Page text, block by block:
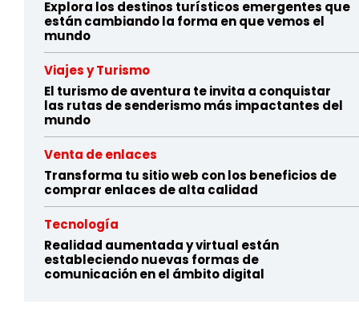
Explora los destinos turísticos emergentes que
están cambiando la forma en que vemos el
mundo
Viajes y Turismo
El turismo de aventura te invita a conquistar
las rutas de senderismo más impactantes del
mundo
Venta de enlaces
Transforma tu sitio web con los beneficios de
comprar enlaces de alta calidad
Tecnología
Realidad aumentada y virtual están
estableciendo nuevas formas de
comunicación en el ámbito digital